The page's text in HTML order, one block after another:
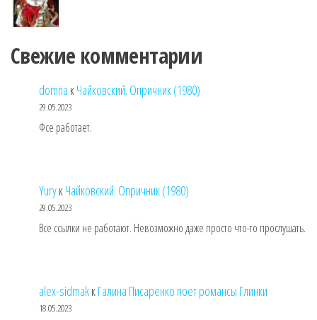
Свежие комментарии
domna кЧайковский. Опричник (1980)
29.05.2023
Фсе работает.
YuryкЧайковский. Опричник (1980)
29.05.2023
Все ссылки не работают. Невозможно даже просто что-то прослушать.
alex-sidmakкГалина Писаренко поет романсы Глинки
18.05.2023